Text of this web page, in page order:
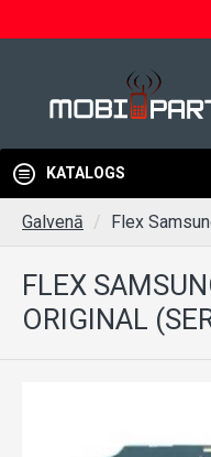
KATALOGS
Galvenā Flex
FLEX
ORIGINAL